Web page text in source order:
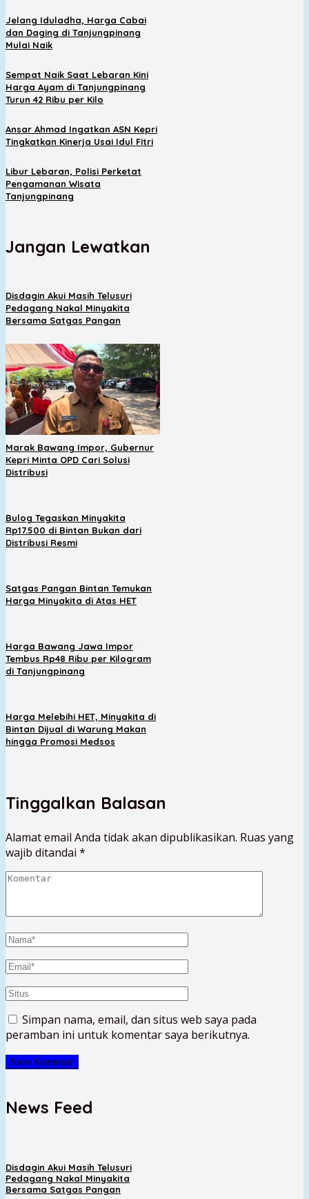
Jelang Iduladha, Harga Cabai
dan Daging di Tanjungpinang
Mulai Naik
Sempat Naik Saat Lebaran Kini
Harga Ayam di Tanjungpinang
Turun 42 Ribu per Kilo
Ansar Ahmad Ingatkan ASN Kepri
Tingkatkan Kinerja Usai Idul Fitri
Libur Lebaran, Polisi Perketat
Pengamanan Wisata
Tanjungpinang
Jangan Lewatkan
Disdagin Akui Masih Telusuri
Pedagang Nakal Minyakita
Bersama Satgas Pangan
Marak Bawang Impor, Gubernur
Kepri Minta OPD Cari Solusi
Distribusi
Bulog Tegaskan Minyakita
Rp17.500 di Bintan Bukan dari
Distribusi Resmi
Satgas Pangan Bintan Temukan
Harga Minyakita di Atas HET
Harga Bawang Jawa Impor
Tembus Rp48 Ribu per Kilogram
di Tanjungpinang
Harga Melebihi HET, Minyakita di
Bintan Dijual di Warung Makan
hingga Promosi Medsos
Tinggalkan Balasan
Alamat email Anda tidak akan dipublikasikan. Ruas yang
wajib ditandai *
Simpan nama, email, dan situs web saya pada
peramban ini untuk komentar saya berikutnya.
News Feed
Disdagin Akui Masih Telusuri
Pedagang Nakal Minyakita
Bersama Satgas Pangan